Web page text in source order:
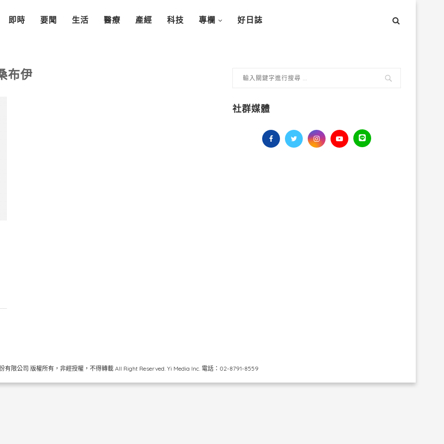
即時 要聞 生活 醫療 產經 科技 專欄 好日誌
布伊
社群媒體
有限公司 版權所有，非經授權，不得轉載 All Right Reserved. Yi Media Inc. 電話：02-8791-8559